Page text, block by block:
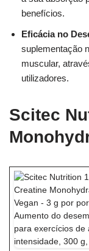
benefícios.
Eficácia no
suplementação
muscular,
utilizadores.
Scitec